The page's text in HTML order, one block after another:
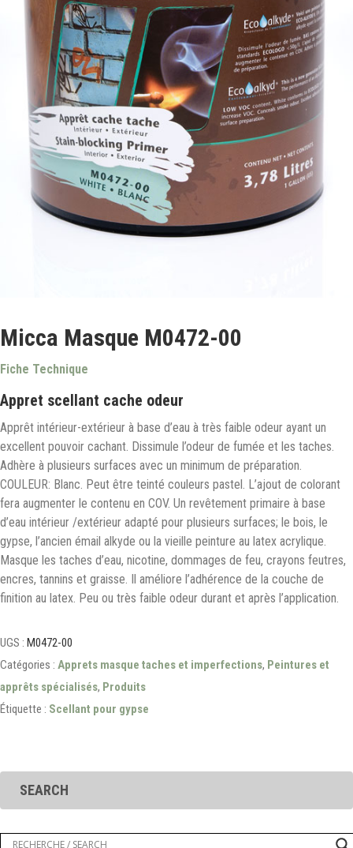
Micca Masque M0472-00
Fiche Technique
Appret scellant cache odeur
Apprêt intérieur-extérieur à base d’eau à très faible odeur ayant un
excellent pouvoir cachant. Dissimule l’odeur de fumée et les taches.
Adhère à plusieurs surfaces avec un minimum de préparation.
COULEUR: Blanc. Peut être teinté couleurs pastel. L’ajout de colorant
fera augmenter le contenu en COV. Un revêtement primaire à base
d’eau intérieur /extérieur adapté pour plusieurs surfaces; le bois, le
gypse, l’ancien émail alkyde ou la vieille peinture au latex acrylique.
Masque les taches d’eau, nicotine, dommages de feu, crayons feutres,
encres, tannins et graisse. Il améliore l’adhérence de la couche de
finition au latex. Peu ou très faible odeur durant et après l’application.
UGS : M0472-00
Catégories : Apprets masque taches et imperfections, Peintures et
apprêts spécialisés, Produits
Étiquette : Scellant pour gypse
SEARCH